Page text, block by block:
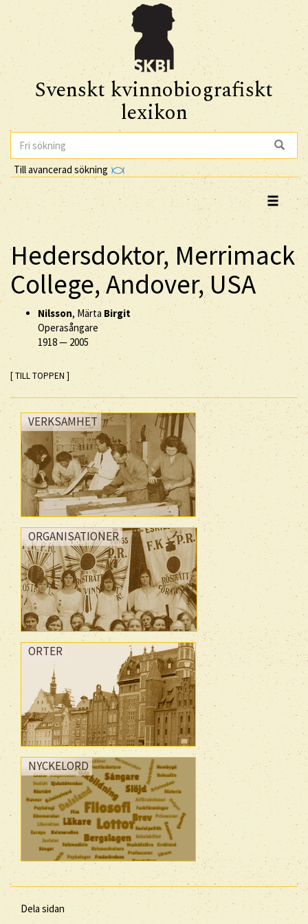
Svenskt kvinnobiografiskt
lexikon
Till avancerad sökning
Hedersdoktor, Merrimack
College, Andover, USA
Nilsson, Märta Birgit
Operasångare
1918— 2005
[ TILL TOPPEN ]
VERKSAMHET
ORGANISATIONER
ORTER
NYCKELORD
Dela sidan